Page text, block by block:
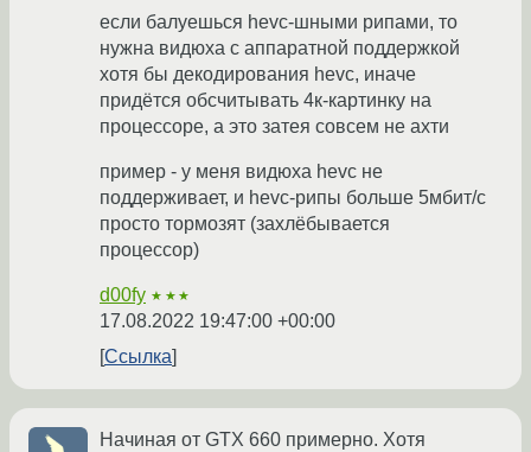
если балуешься hevc-шными рипами, то
нужна видюха с аппаратной поддержкой
хотя бы декодирования hevc, иначе
придётся обсчитывать 4к-картинку на
процессоре, а это затея совсем не ахти
пример - у меня видюха hevc не
поддерживает, и hevc-рипы больше 5мбит/с
просто тормозят (захлёбывается
процессор)
d00fy ★★★
17.08.2022 19:47:00 +00:00
Ссылка
Начиная от GTX 660 примерно. Хотя